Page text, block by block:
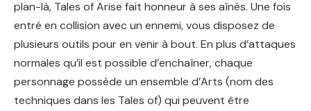
plan-là, Tales of Arise fait honneur à ses aînés. Une fois
entré en collision avec un ennemi, vous disposez de
plusieurs outils pour en venir à bout. En plus d’attaques
normales qu’il est possible d’enchaîner, chaque
personnage possède un ensemble d’Arts (nom des
techniques dans les Tales of) qui peuvent être